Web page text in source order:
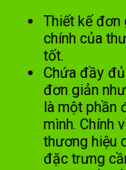
Thiết kế đơn
chính của
tốt.
Chứa đầy
đơn giản
là một phần
mình. Chính
thương hiệu
đặc trưng